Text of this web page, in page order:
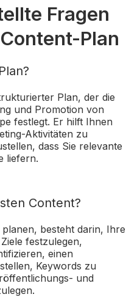
Fragen
Plan
Plan, der die
und Promotion von
festlegt. Er hilft Ihnen
Aktivitäten zu
dass Sie relevante
liefern.
Content?
besteht darin, Ihre
festzulegen,
einen
Keywords zu
und